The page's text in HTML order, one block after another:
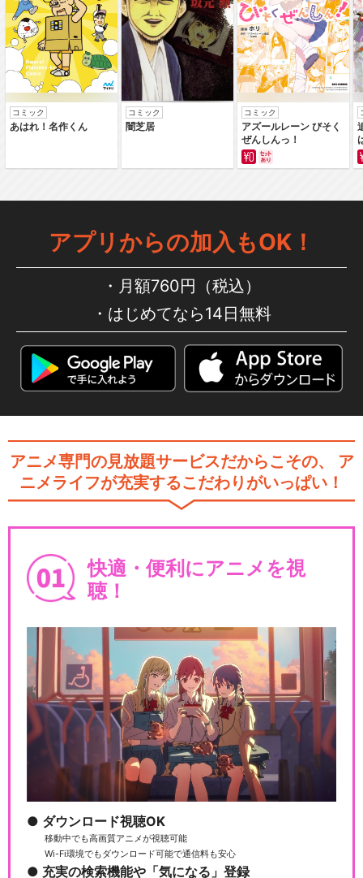
コミック
あはれ！名作くん
コミック
闇芝居
コミック
アズールレーン びそく
ぜんしんっ！
アプリからの加入もOK！
月額760円（税込）
はじめてなら14日無料
アニメ専門の見放題サービスだからこその、
ア
ニメライフが充実するこだわりがいっぱい！
快適・便利にアニメを視
聴！
ダウンロード視聴OK
移動中でも高画質アニメが視聴可能
Wi-Fi環境でもダウンロード可能で通信料も安心
充実の検索機能や「気になる」登録